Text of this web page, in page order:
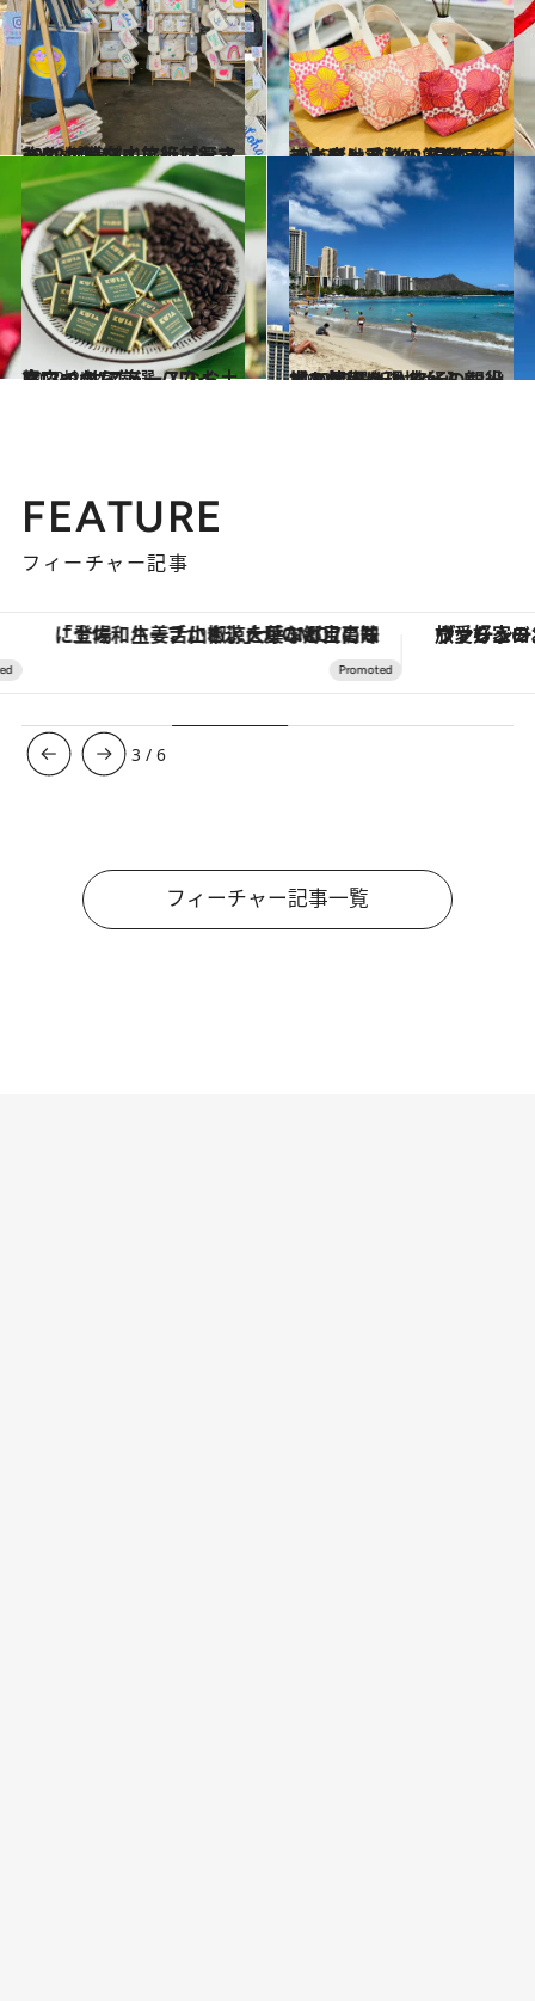
2022.10.28
2022年ハワイ旅行におすすめ！ 滞在中に絶対行きたい ポップ・アップ・マーケット
旅＆お出かけ 2022.10.17
メイド・イン・ハワイをプレゼント 2022年のハワイ土産はこれ！ 現地アーティスト手製の厳選アイテム
旅＆お出かけ
2022.2.14
ハワイの“ニュースなお土産”3つ オアフ、ハワイ、マウイから厳選
旅＆お出かけ 2022.7.1
【2022最新ハワイ】観光地の状況は？ 旅行のお役立ち情報を現地からレポ！
旅＆お出かけ
FEATURE
フィーチャー記事
「土佐和ハーブかき氷」がOMO7高知に登場！生姜、山椒、大葉など目にも舌にも涼を呼ぶ郷土の味 ヴァシュロン・コンスタンタ
3 /6
フィーチャー記事一覧